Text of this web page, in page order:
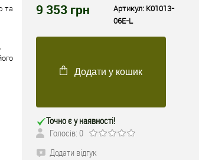
та
9 353 грн Артикул: K01013-
06E-L
Додати у кошик
Точно є у наявності!
Голосів: 0
Додати відгук